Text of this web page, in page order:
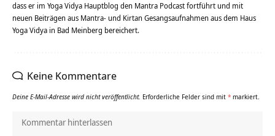
dass er im Yoga Vidya Hauptblog den Mantra Podcast fortführt und mit
neuen Beiträgen aus Mantra- und Kirtan Gesangsaufnahmen aus dem Haus
Yoga Vidya in Bad Meinberg bereichert.
Keine Kommentare
Deine E-Mail-Adresse wird nicht veröffentlicht. Erforderliche Felder sind mit * markiert.